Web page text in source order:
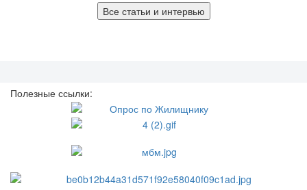
Все статьи и интервью
Полезные ссылки: